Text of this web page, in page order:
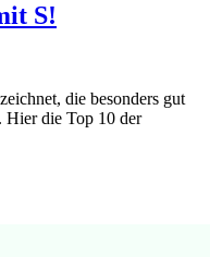
S!
die besonders gut
Hier die Top 10 der